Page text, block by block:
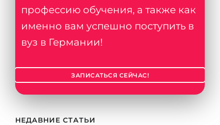
профессию обучения, а также как
именно вам успешно поступить в
вуз в Германии!
ЗАПИСАТЬСЯ СЕЙЧАС!
НЕДАВНИЕ СТАТЬИ